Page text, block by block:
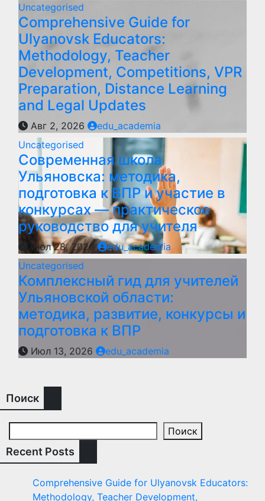
Uncategorised
Comprehensive Guide for
Ulyanovsk Educators:
Methodology, Teacher
Development, Competitions, VPR
Preparation, Distance Learning
and Legal Updates
Авг 2, 2026
edu_academia
Uncategorised
Современная школа
Ульяновска: методика,
подготовка к ВПР и участие в
конкурсах — практическое
руководство для учителя
Июл 28, 2026
edu_academia
Uncategorised
Комплексный гид для учителей
Ульяновской области:
методика, развитие, конкурсы и
подготовка к ВПР
Июл 13, 2026 edu_academia
Поиск
Поиск
Recent Posts
Comprehensive Guide for Ulyanovsk Educators:
Methodology, Teacher Development,